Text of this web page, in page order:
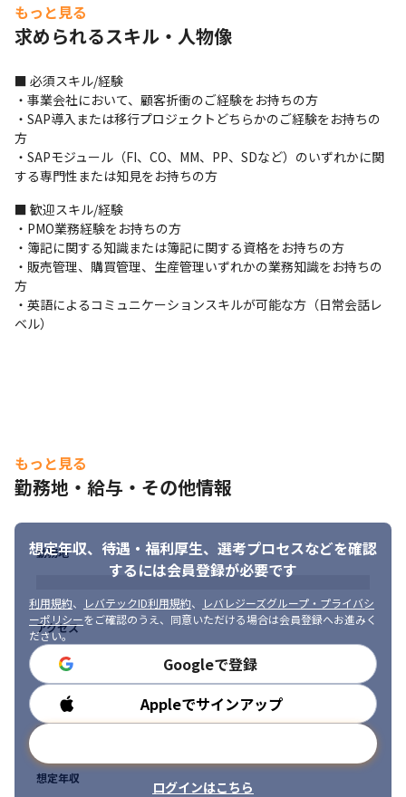
・移行コンサルティング
・権限コンサルティング　他
▽製薬会社系基幹システム
・標準テンプレート開発
・導入支援
・アドオン機能設計開発
・権限コンサルティング　他
▽メーカー系基幹システム
・標準テンプレート開発
・導入支援
・アドオン機能設計開発
・権限コンサルティング
・ユーザートレーニング　他
▼チーム編成：
・人数：2～3名のチームからパートナー企業様のメンバー含め、
1. これまでの経験・スキルと今後の希望やキャリアビジョンを記
入するスキルシートを作成します
2. スキルシートの内容をもとに、1人平均5～10案件程度ご紹介し
3. 興味のある案件先の担当者と情報交換を行い、参画する案件を
決定します
※ 参画する案件が決まらない場合、会社が勝手に決定したり無理
4. プロジェクトに参画後は、開発業務のほか若手育成やスケジュ
ール管理などマネジメント業務も担当します
＜コミュニケーション方法＞
◇業務中のコミュニケーションには、ZoomやSlackなどオンライ
ンツールを使用するケースが多いです
◇朝または夕方に口頭でタスクやスケジュールの確認をするプロ
ジェクトがあります
◇RedmineやExcelのガントチャートなどでタスクやスケジュール
を管理するプロジェクトがあります
もっと見る
求められるスキル・人物像
■ 必須スキル/経験
・事業会社において、顧客折衝のご経験をお持ちの方
・SAP導入または移行プロジェクトどちらかのご経験をお持ちの
方
・SAPモジュール（FI、CO、MM、PP、SDなど）のいずれかに関
する専門性または知見をお持ちの方
■ 歓迎スキル/経験
・PMO業務経験をお持ちの方
・簿記に関する知識または簿記に関する資格をお持ちの方
・販売管理、購買管理、生産管理いずれかの業務知識をお持ちの
方
・英語によるコミュニケーションスキルが可能な方（日常会話レ
ベル）
もっと見る
勤務地・給与・その他情報
想定年収、待遇・福利厚生、 選考プロセスなどを確認
するには会員登録が必要です
利用規約、 レバテックID利用規約、
レバレジーズグループ・プライバシ
ーポリシーをご確認のうえ、同意いただける場合は会員登録へお進みく
ださい。
Googleで登録
Appleでサインアップ
ログインはこちら
勤務地
アクセス
勤務時間
想定年収